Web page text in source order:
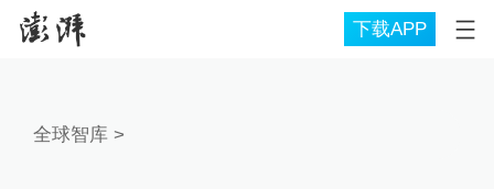
下载APP
全球智库 >